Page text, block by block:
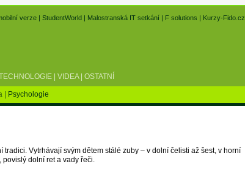
verze |StudentWorld | Malostranská IT setkání | F solutions | Kurzy-Fido.cz
| VIDEA| OSTATNÍ
| Psychologie
Vytrhávají svým dětem stálé zuby – v dolní čelisti až šest, v horní
dolní ret a vady řeči.